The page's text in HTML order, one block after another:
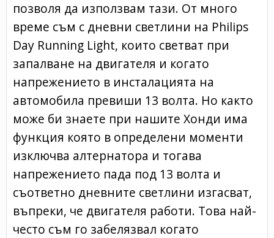
позволя да използвам тази. От много
време съм с дневни светлини на Philips
Day Running Light, които светват при
запалване на двигателя и когато
напрежението в инсталацията на
автомобила превиши 13 волта. Но както
може би знаете при нашите Хонди има
функция която в определени моменти
изключва алтернатора и тогава
напрежението пада под 13 волта и
съответно дневните светлини изгасват,
въпреки, че двигателя работи. Това най-
често съм го забелязвал когато